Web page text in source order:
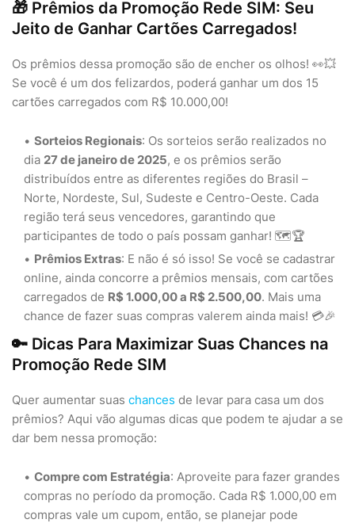
🎁 Prêmios da Promoção Rede SIM: Seu
Jeito de Ganhar Cartões Carregados!
Os prêmios dessa promoção são de encher os olhos! 👀💥
Se você é um dos felizardos, poderá ganhar um dos 15
cartões carregados com R$ 10.000,00!
Sorteios Regionais: Os sorteios serão realizados no
dia 27 de janeiro de 2025, e os prêmios serão
distribuídos entre as diferentes regiões do Brasil –
Norte, Nordeste, Sul, Sudeste e Centro-Oeste. Cada
região terá seus vencedores, garantindo que
participantes de todo o país possam ganhar! 🗺️🏆
Prêmios Extras: E não é só isso! Se você se cadastrar
online, ainda concorre a prêmios mensais, com cartões
carregados de R$ 1.000,00 a R$ 2.500,00. Mais uma
chance de fazer suas compras valerem ainda mais! 💳🎉
🔑 Dicas Para Maximizar Suas Chances na
Promoção Rede SIM
Quer aumentar suas chances de levar para casa um dos
prêmios? Aqui vão algumas dicas que podem te ajudar a se
dar bem nessa promoção:
Compre com Estratégia: Aproveite para fazer grandes
compras no período da promoção. Cada R$ 1.000,00 em
compras vale um cupom, então, se planejar pode